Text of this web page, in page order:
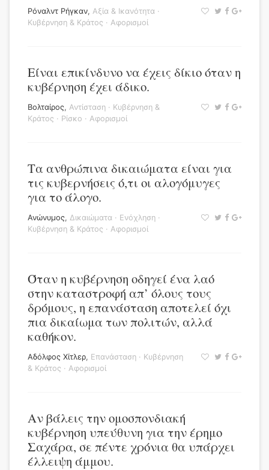
Ρόναλντ Ρήγκαν, Αξία & Ικανότητα ·
Κυβέρνηση & Κράτος · Αφορισμοί
Είναι επικίνδυνο να έχεις δίκιο όταν η
κυβέρνηση έχει άδικο.
Βολταίρος, Αντίσταση · Κυβέρνηση &
Κράτος · Ρίσκο · Αφορισμοί
Τα ανθρώπινα δικαιώματα είναι για
τις κυβερνήσεις ό,τι οι αλογόμυγες
για το άλογο.
Ανώνυμος, Δικαιώματα · Ενόχληση ·
Κυβέρνηση & Κράτος · Αφορισμοί
Όταν η κυβέρνηση οδηγεί ένα λαό
στην καταστροφή απ’ όλους τους
δρόμους, η επανάσταση αποτελεί όχι
πια δικαίωμα των πολιτών, αλλά
καθήκον.
Αδόλφος Χίτλερ, Επανάσταση · Κυβέρνηση
& Κράτος · Αφορισμοί
Αν βάλεις την ομοσπονδιακή
κυβέρνηση υπεύθυνη για την έρημο
Σαχάρα, σε πέντε χρόνια θα υπάρχει
έλλειψη άμμου.